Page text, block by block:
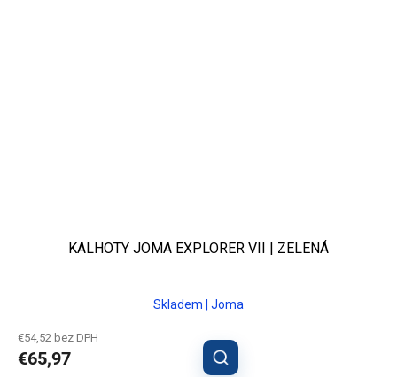
KALHOTY JOMA EXPLORER VII | ZELENÁ
Skladem | Joma
€54,52 bez DPH
€65,97